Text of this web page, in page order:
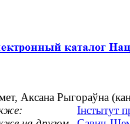
Аксана Рыгораўна
Інстытут